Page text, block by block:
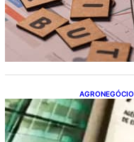
Após
Receita
Tributária
AGRONEGÓCIO
Outlook
inovação